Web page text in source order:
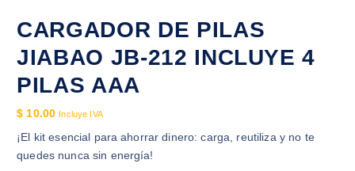
CARGADOR DE PILAS
JIABAO JB-212 INCLUYE 4
PILAS AAA
$ 10.00 Incluye IVA
¡El kit esencial para ahorrar dinero: carga, reutiliza y no te
quedes nunca sin energía!